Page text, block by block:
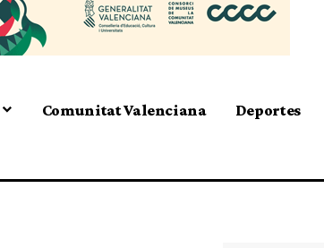
Comunitat Valenciana Deportes